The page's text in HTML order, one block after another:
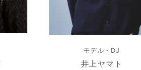
モデル・DJ
井上ヤマト